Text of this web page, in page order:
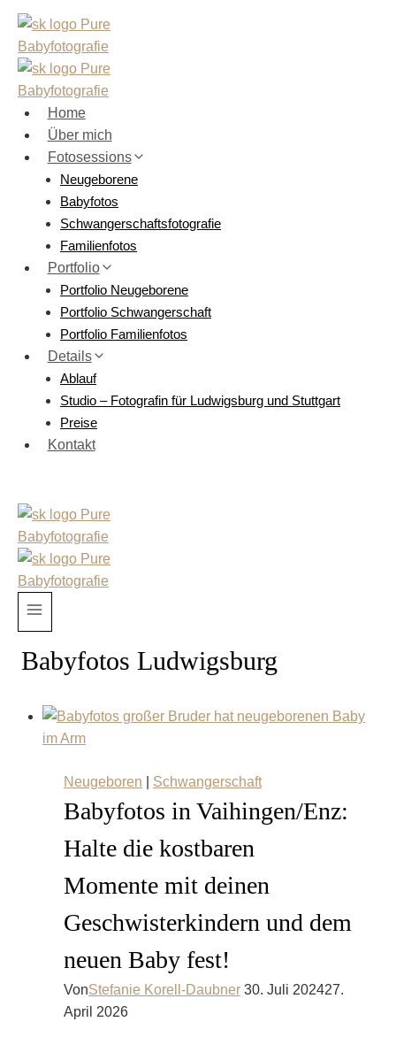
Zum
Inhalt
springen
Home
Über mich
Fotosessions
Neugeborene
Babyfotos
Schwangerschaftsfotografie
Familienfotos
Portfolio
Portfolio Neugeborene
Portfolio Schwangerschaft
Portfolio Familienfotos
Details
Ablauf
Studio – Fotografin für Ludwigsburg und Stuttgart
Preise
Kontakt
Babyfotos Ludwigsburg
Neugeboren Schwangerschaft
Babyfotos in Vaihingen/Enz:
Halte die kostbaren
Momente mit deinen
Geschwisterkindern und dem
neuen Baby fest!
VonStefanie Korell-Daubner 30. Juli 202427.
April 2026